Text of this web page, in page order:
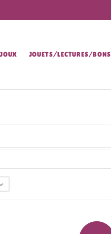
JOUETS/LECTURES/BONS